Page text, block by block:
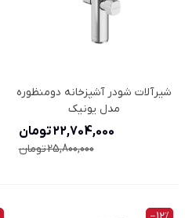
شیرآلات شودر آشپزخانه دومنظوره
مدل یونیک
22,704,000 تومان
25,800,000 تومان